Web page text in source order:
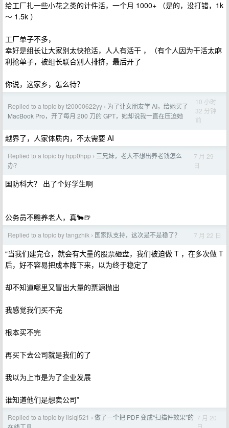
给工厂扎一些小花之类的计件活，一个月 1000+ （是的，没打错，1k
～ 1.5k ）
工厂单子不多，
幸好是组长让大家别太快抢活，人人有活干 ，（有个人因为干活太麻
利抢单子，被组长联合别人排挤，最后开了
你说，这家乡，怎么待？
Replied to a topic by t20000622yy › 为了让女朋友学 AI，给她买了
MacBook Pro，开了每月 200 刀的 GPT，她却说我一直在压迫她
10 小时
32 分钟
前
越界了，人家体质内，不太需要 AI
Replied to a topic by hpp0hpp › 三兄妹，老大不想出养老钱怎么
办？
7 月 29
日
国防科大？ 出了个好学生啊
公务员不赡养老人，真🐂🍺
Replied to a topic by tangzhik › 国家队支持，这次是不是稳了？ 7 月 22 日
“当我们建完仓，就会有大量的股票砸盘，我们被迫做 T ，在多次做 T
后，好不容易把成本降下来，以为终于稳定了
却不知道哪里又冒出大量的票源抛出
我感觉我们买不完
根本买不完
再买下去公司就是我们的了
我以为上市是为了企业发展
谁知道他们是想卖公司”
Replied to a topic by lisiqi521 › 做了一个把 PDF 变成“扫描件效果”的 7 月 20